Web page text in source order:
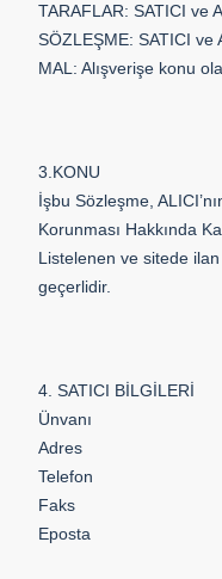
TARAFLAR: SATICI ve
SÖZLEŞME: SATICI ve
MAL: Alışverişe konu
3.KONU
İşbu Sözleşme,
Korunması Hakkında
Listelenen ve sitede
geçerlidir.
4. SATICI BİLGİLERİ
Ünvanı
Adres
Telefon
Faks
Eposta